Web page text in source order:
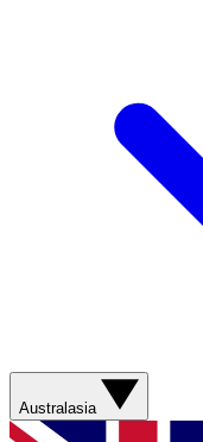
Australasia